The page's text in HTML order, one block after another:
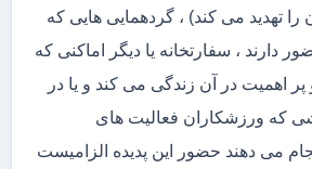
را تهدید می کند) ، گردهمایی هایی که
دارند ، سفارتخانه یا دیگر اماکنی که
پر اهمیت در آن زندگی می کند و یا در
که ورزشکاران فعالیت های
می دهند حضور این پدیده الزامیست